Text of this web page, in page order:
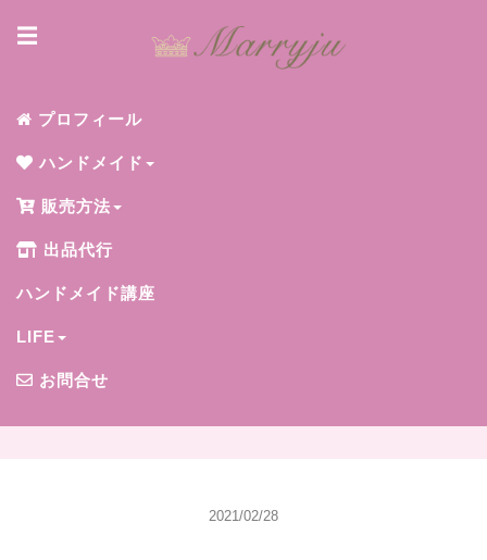
☰
プロフィール
ハンドメイド
販売方法
出品代行
ハンドメイド講座
LIFE
お問合せ
2021/02/28